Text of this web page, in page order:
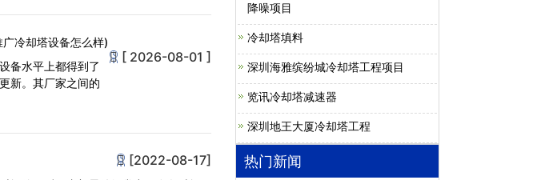
冷却塔设备怎么样)
[ 2026-08-01 ]
备水平上都得到了
新。其厂家之间的
[2022-08-17]
降噪项目
冷却塔填料
深圳海雅缤纷城冷却塔工程项目
览讯冷却塔减速器
深圳地王大厦冷却塔工程
热门新闻